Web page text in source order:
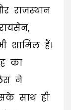
राजस्थान
शामिल हैं।
का
ने
साथ ही